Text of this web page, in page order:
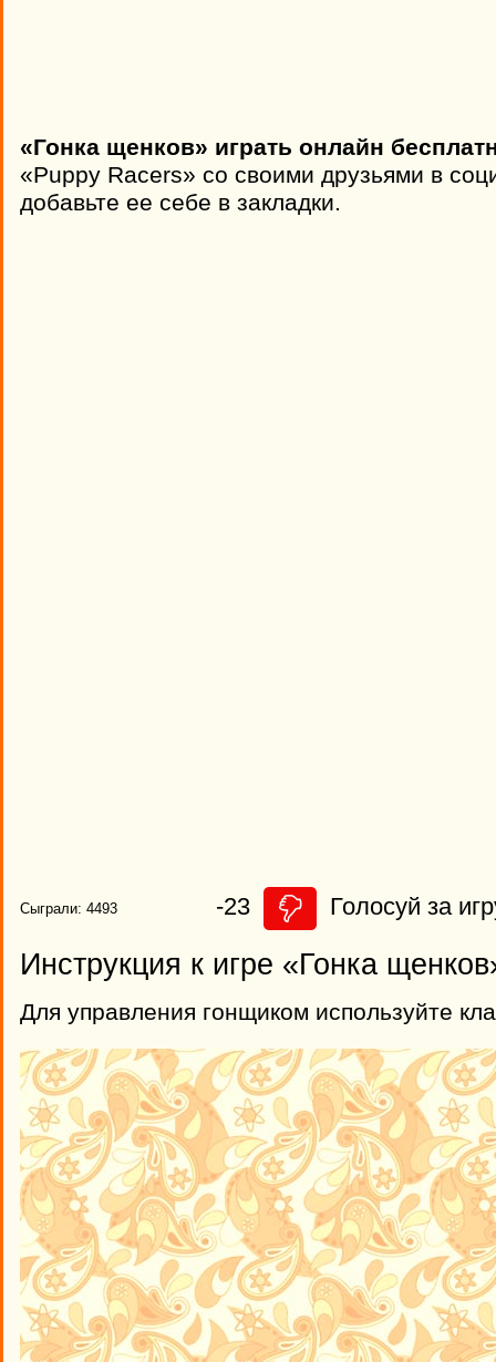
«Гонка щенков» играть онлайн
«Puppy Racers» со своими друзьями в
добавьте ее себе в закладки.
Сыграли: 4493 -23 Голосуй за
Инструкция к игре «Гонка
Для управления гонщиком используйте